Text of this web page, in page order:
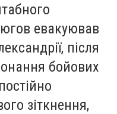
евакуював
після
бойових
зіткнення,